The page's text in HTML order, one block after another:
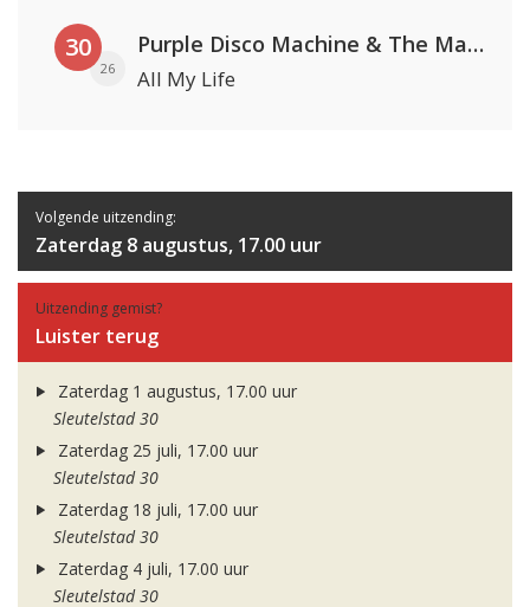
30
26
Purple Disco Machine & The Magician
All My Life
Volgende uitzending:
Zaterdag 8 augustus, 17.00 uur
Uitzending gemist?
Luister terug
Zaterdag 1 augustus, 17.00 uur
Sleutelstad 30
Zaterdag 25 juli, 17.00 uur
Sleutelstad 30
Zaterdag 18 juli, 17.00 uur
Sleutelstad 30
Zaterdag 4 juli, 17.00 uur
Sleutelstad 30